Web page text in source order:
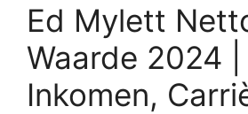
Ed Mylett
Waarde 2024 |
Inkomen,